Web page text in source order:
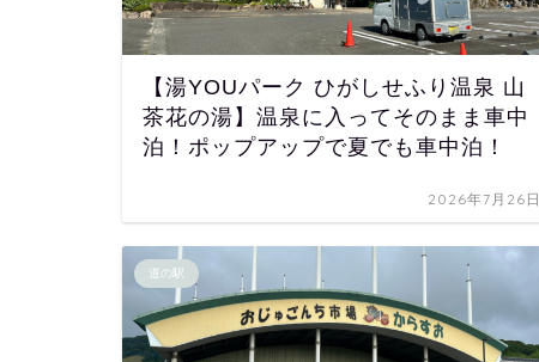
【湯YOUパーク ひがしせふり温泉 山
茶花の湯】温泉に入ってそのまま車中
泊！ポップアップで夏でも車中泊！
2026年7月26日
道の駅